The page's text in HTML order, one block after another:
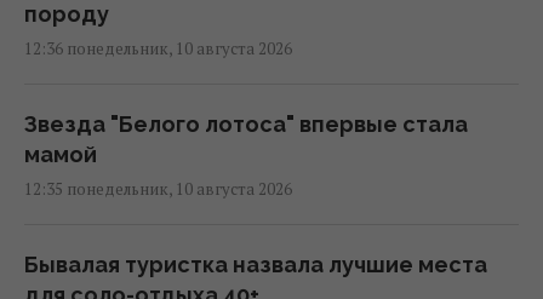
породу
12:36 понедельник, 10 августа 2026
Звезда "Белого лотоса" впервые стала
мамой
12:35 понедельник, 10 августа 2026
Бывалая туристка назвала лучшие места